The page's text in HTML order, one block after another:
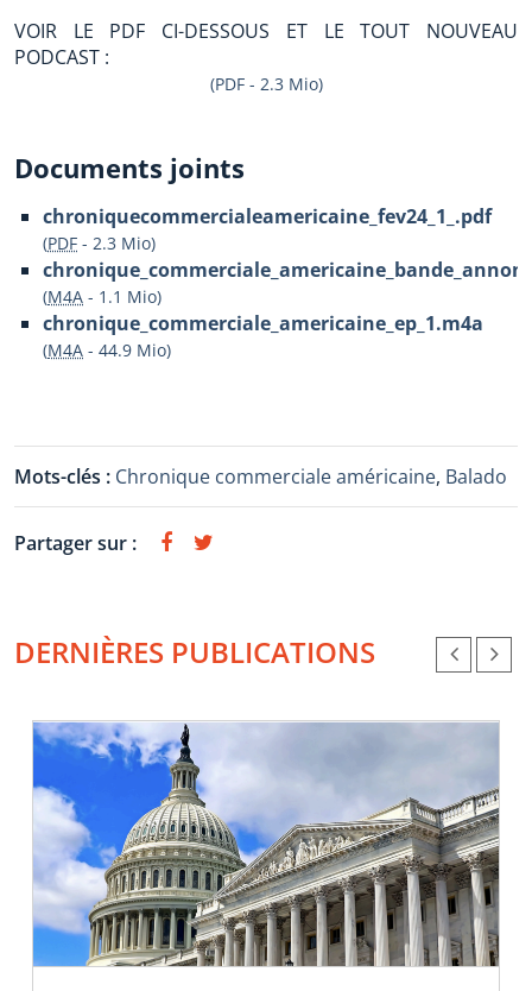
VOIR LE PDF CI-DESSOUS ET LE TOUT NOUVEAU
PODCAST :
(PDF - 2.3 Mio)
Documents joints
chroniquecommercialeamericaine_fev24_1_.pdf
(PDF - 2.3 Mio)
(M4A - 1.1 Mio)
chronique_commerciale_americaine_ep_1.m4a
(M4A - 44.9 Mio)
Mots-clés : Chronique commerciale américaine, Balado
Partager sur :
DERNIÈRES PUBLICATIONS